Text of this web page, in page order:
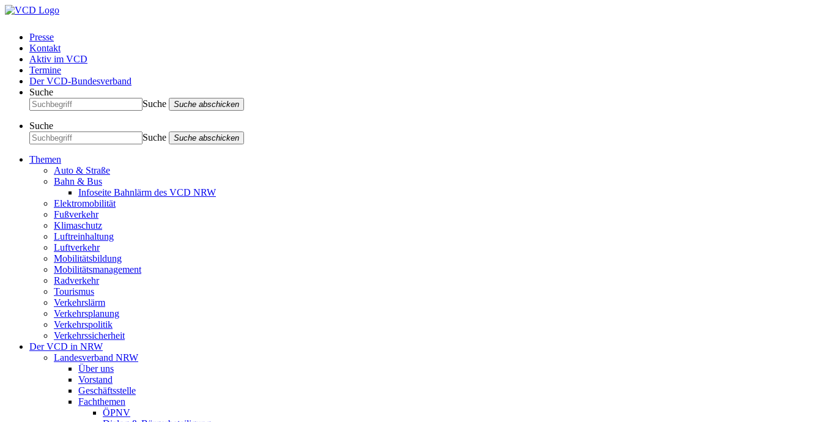
Presse
Kontakt
Aktiv im VCD
Termine
Der VCD-Bundesverband
Suche
Suche
Suche abschicken
Suche
Suche
Suche abschicken
Themen
Auto & Straße
Bahn & Bus
Infoseite Bahnlärm des VCD NRW
Elektromobilität
Fußverkehr
Klimaschutz
Luftreinhaltung
Luftverkehr
Mobilitätsbildung
Mobilitätsmanagement
Radverkehr
Tourismus
Verkehrslärm
Verkehrsplanung
Verkehrspolitik
Verkehrssicherheit
Der VCD in NRW
Landesverband NRW
Über uns
Vorstand
Geschäftsstelle
Fachthemen
ÖPNV